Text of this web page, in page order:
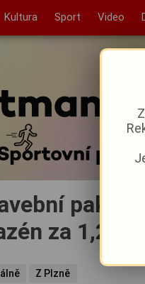
Kultura Sport Video
pakt v
za 1,2
Z Plzně